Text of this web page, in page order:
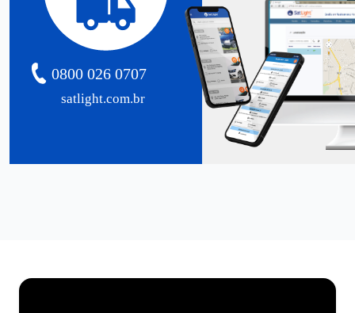
satlight.com.br
0800 026 0707